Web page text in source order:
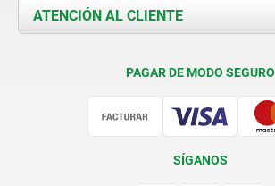
Contacto
Documents
ATENCIÓN AL CLIENTE
PAGAR DE MODO SEGURO
SÍGANOS